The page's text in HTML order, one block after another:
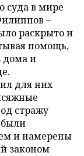
суда в мире
–
раскрыто и
помощь,
дома и
для них
стражу
были
и намерены
законом